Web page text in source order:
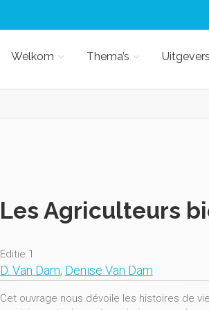
Welkom Thema’s Uitgevers
Les Agriculteurs
Editie 1
D. Van Dam, Denise Van Dam
Cet ouvrage nous dévoile les histoires de